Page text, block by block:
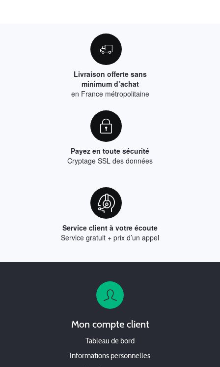
Livraison offerte sans
minimum d’achat
en France métropolitaine
Payez en toute sécurité
Cryptage SSL des données
Service client à votre écoute
Service gratuit + prix d’un appel
Mon compte client
Tableau de bord
Informations personnelles